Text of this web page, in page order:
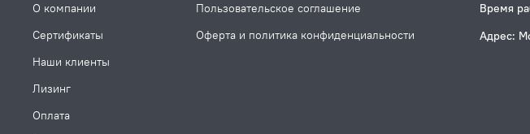
О компании
Сертификаты
Наши клиенты
Лизинг
Оплата
Пользовательское соглашение
Оферта и политика конфиденциальности
Время
Адрес: